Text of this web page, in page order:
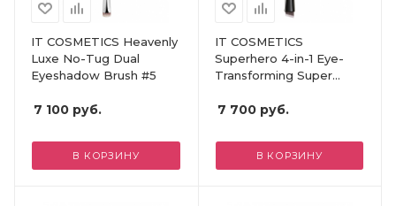
IT COSMETICS Heavenly
Luxe No-Tug Dual
Eyeshadow Brush #5
7 100 руб.
В КОРЗИНУ
IT COSMETICS
Superhero 4-in-1 Eye-
Transforming Super
7 700руб.
В КОРЗИНУ